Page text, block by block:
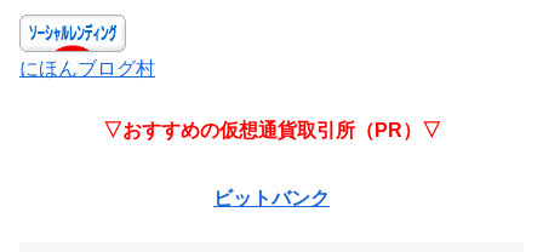
にほんブログ村
▽おすすめの仮想通貨取引所（PR）▽
ビットバンク